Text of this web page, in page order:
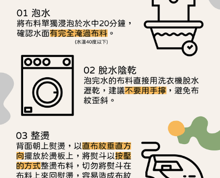
https://aftee.tw/terms/#terms3
３．未成年的使用者請事先徵得法定代理人或監護人之同意方可使用
「AFTEE先享後付」，若未經同意申辦者引起之損失，本公司不負相關責
任。
４．使用「AFTEE先享後付」時，將依據個別帳號之用戶狀況，依本公司即
時審查核予不同之上限額度；若仍有額度不足之情形，本公司將視審查結果
請求用戶進行身份認證。
５．嚴禁一人註冊多個帳號或使用他人資訊註冊。若發現惡意使用之情形，
恩沛科技股份有限公司將有權停止該用戶之使用額度並採取法律行動。